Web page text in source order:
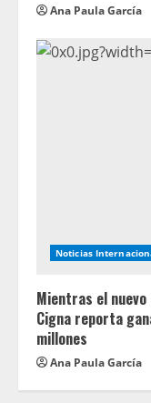
Ana Paula García
Noticias
Mientras el
Cigna reporta
millones
Ana Paula García